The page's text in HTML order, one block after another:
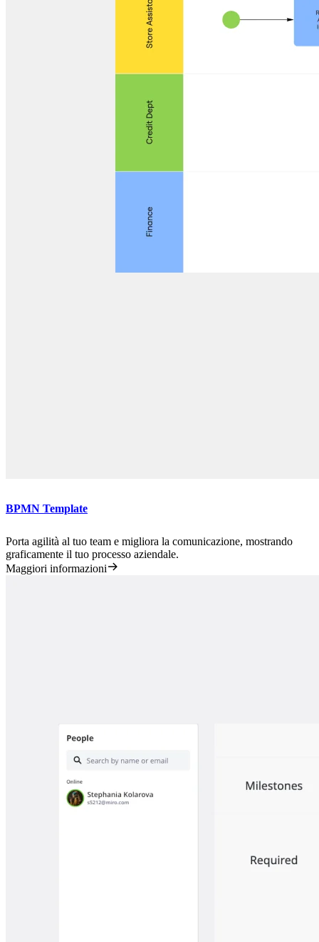
BPMN Template
Porta agilità al tuo team e migliora la comunicazione, mostrando
graficamente il tuo processo aziendale.
Maggiori informazioni